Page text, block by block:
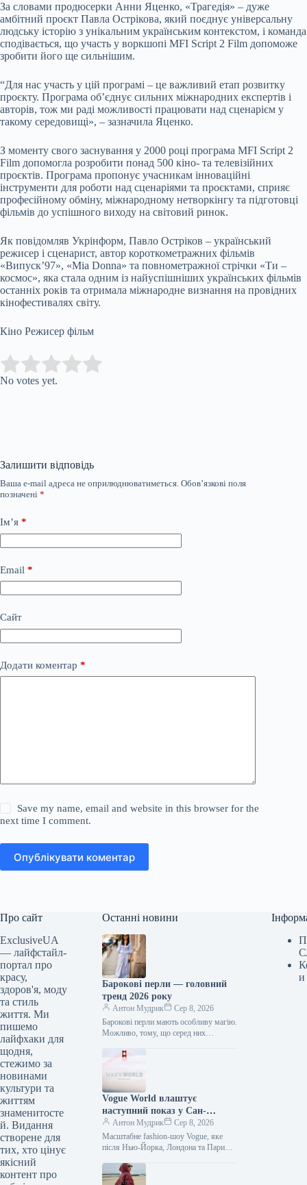
За словами продюсерки Анни Яценко, «Трагедія» – дуже
амбітний проєкт Павла Острікова, який поєднує універсальну
людську історію з унікальним українським контекстом, і команда
сподівається, що участь у воркшопі MFI Script 2 Film допоможе
зробити його ще сильнішим.
“Для нас участь у цій програмі – це важливий етап розвитку
проєкту. Програма об’єднує сильних міжнародних експертів і
авторів, тож ми раді можливості працювати над сценарієм у
такому середовищі», – зазначила Яценко.
З моменту свого заснування у 2000 році програма MFI Script 2
Film допомогла розробити понад 500 кіно- та телевізійних
проєктів. Програма пропонує учасникам інноваційні
інструменти для роботи над сценаріями та проєктами, сприяє
професійному обміну, міжнародному нетворкінгу та підготовці
фільмів до успішного виходу на світовий ринок.
Як повідомляв Укрінформ, Павло Остріков – український
режисер і сценарист, автор короткометражних фільмів
«Випуск’97», «Mia Donna» та повнометражної стрічки «Ти –
космос», яка стала одним із найуспішніших українських фільмів
останніх років та отримала міжнародне визнання на провідних
кінофестивалях світу.
Кіно Режисер фільм
Rate this item:
No votes yet.
Залишити відповідь
Ваша e-mail адреса не оприлюднюватиметься. Обов’язкові поля
позначені *
Ім’я *
Email *
Сайт
Додати коментар *
Save my name, email and website in this browser for the
next time I comment.
Опублікувати коментар
Про сайт
ExclusiveUA
— лайфстайл-
портал про
красу,
здоров'я, моду
та стиль
життя. Ми
пишемо
лайфхаки для
щодня,
стежимо за
новинами
культури та
життям
знаменитосте
й. Видання
створене для
тих, хто цінує
якісний
контент про
Останні новини
Барокові перли — головний
тренд 2026 року
Антон Мудрик
Сер 8, 2026
Барокові перли мають особливу магію.
Можливо, тому, що серед них
через їхню природну, органічну…
Vogue World влаштує
наступний показ у Сан-
Франциско
Антон Мудрик
Сер 8, 2026
Масштабне fashion-шоу Vogue, яке
після Нью-Йорка, Лондона та Парижа
наступного разу завітає до США. У…
и